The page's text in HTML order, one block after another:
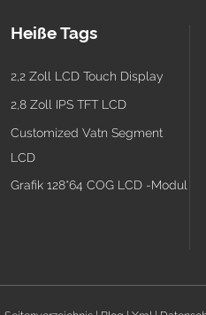
Heiße Tags
2,2 Zoll LCD Touch Display
2,8 Zoll IPS TFT LCD
Customized Vatn Segment
LCD
Grafik 128*64 COG LCD -Modul